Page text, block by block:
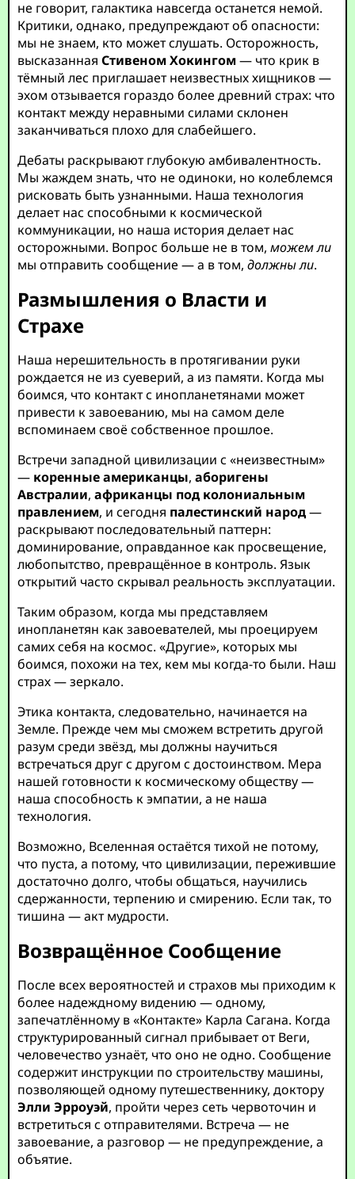
не говорит, галактика навсегда останется немой.
Критики, однако, предупреждают об опасности:
мы не знаем, кто может слушать. Осторожность,
высказаннаяСтивеном Хокингом— что крик в
тёмный лес приглашает неизвестных хищников —
эхом отзывается гораздо более древний страх: что
контакт между неравными силами склонен
заканчиваться плохо для слабейшего.
Дебаты раскрывают глубокую амбивалентность.
Мы жаждем знать, что не одиноки, но колеблемся
рисковать быть узнанными. Наша технология
делает нас способными к космической
коммуникации, но наша история делает нас
осторожными. Вопрос больше не в том,можем ли
мы отправить сообщение — а в том,должны ли.
Размышления о Власти и
Страхе
Наша нерешительность в протягивании руки
рождается не из суеверий, а из памяти. Когда мы
боимся, что контакт с инопланетянами может
привести к завоеванию, мы на самом деле
вспоминаем своё собственное прошлое.
Встречи западной цивилизации с «неизвестным»
— коренные американцы,аборигены
Австралии,африканцы под колониальным
правлением, и сегодня палестинский народ—
раскрывают последовательный паттерн:
доминирование, оправданное как просвещение,
любопытство, превращённое в контроль. Язык
открытий часто скрывал реальность эксплуатации.
Таким образом, когда мы представляем
инопланетян как завоевателей, мы проецируем
самих себя на космос. «Другие», которых мы
боимся, похожи на тех, кем мы когда-то были. Наш
страх — зеркало.
Этика контакта, следовательно, начинается на
Земле. Прежде чем мы сможем встретить другой
разум среди звёзд, мы должны научиться
встречаться друг с другом с достоинством. Мера
нашей готовности к космическому обществу —
наша способность к эмпатии, а не наша
технология.
Возможно, Вселенная остаётся тихой не потому,
что пуста, а потому, что цивилизации, пережившие
достаточно долго, чтобы общаться, научились
сдержанности, терпению и смирению. Если так, то
тишина — акт мудрости.
Возвращённое Сообщение
После всех вероятностей и страхов мы приходим к
более надеждному видению — одному,
запечатлённому в «Контакте» Карла Сагана. Когда
структурированный сигнал прибывает от Веги,
человечество узнаёт, что оно не одно. Сообщение
содержит инструкции по строительству машины,
позволяющей одному путешественнику, доктору
Элли Эрроуэй, пройти через сеть червоточин и
встретиться с отправителями. Встреча — не
завоевание, а разговор — не предупреждение, а
объятие.